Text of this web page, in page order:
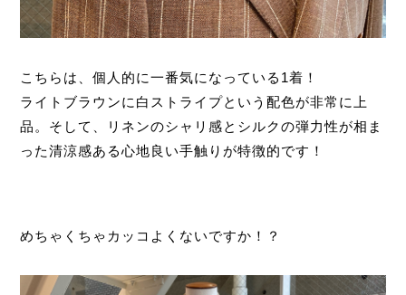
こちらは、個人的に一番気になっている1着！
ライトブラウンに白ストライプという配色が非常に上
品。そして、リネンのシャリ感とシルクの弾力性が相ま
った清涼感ある心地良い手触りが特徴的です！
めちゃくちゃカッコよくないですか！？